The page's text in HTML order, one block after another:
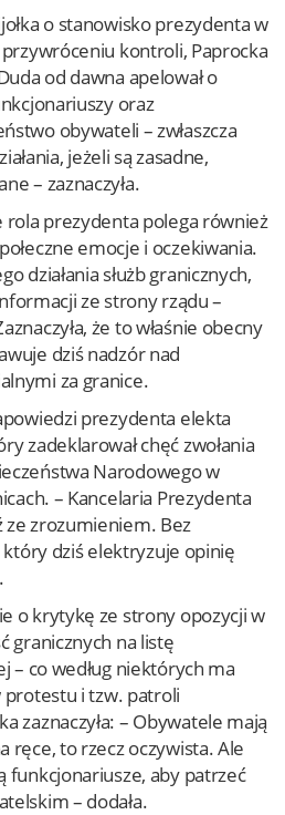
o stanowisko prezydenta w
kontroli, Paprocka
od dawna apelował o
oraz
obywateli – zwłaszcza
jeżeli są zasadne,
– zaznaczyła.
rola prezydenta polega również
emocje i oczekiwania.
działania służb granicznych,
ze strony rządu –
że to właśnie obecny
dziś nadzór nad
za granice.
prezydenta elekta
zadeklarował chęć zwołania
Narodowego w
– Kancelaria Prezydenta
zrozumieniem. Bez
dziś elektryzuje opinię
o krytykę ze strony opozycji w
granicznych na listę
co według niektórych ma
protestu i tzw. patroli
zaznaczyła: – Obywatele mają
ręce, to rzecz oczywista. Ale
funkcjonariusze, aby patrzeć
– dodała.